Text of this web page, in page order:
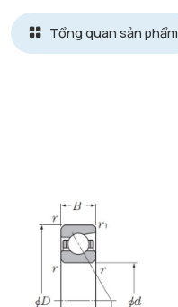
Tổng quan sản phẩm